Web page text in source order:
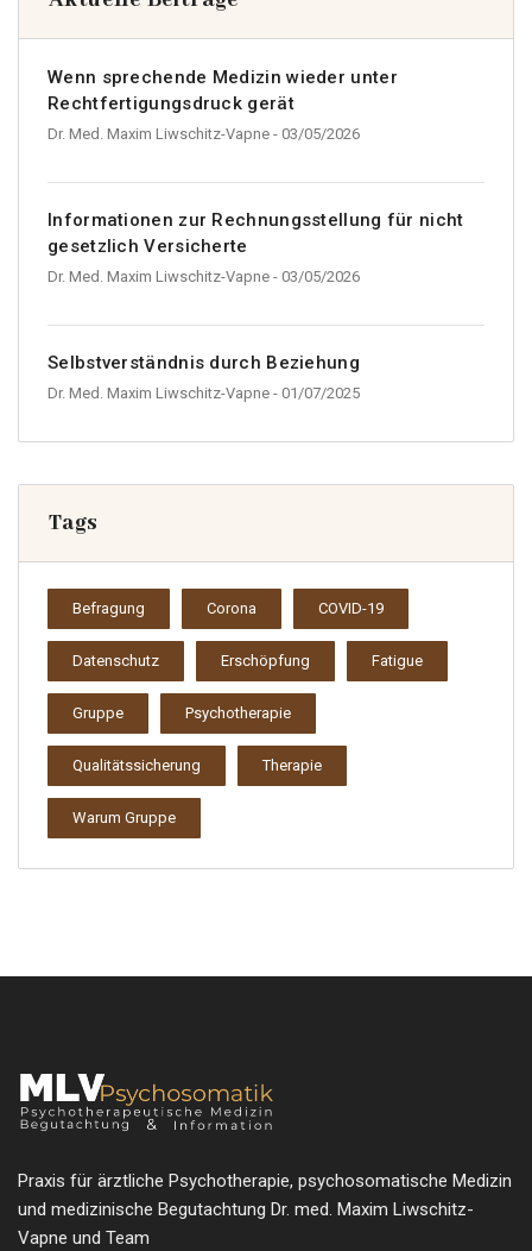
Wenn sprechende Medizin wieder unter
Rechtfertigungsdruck gerät
Dr. Med. Maxim Liwschitz-Vapne - 03/05/2026
Informationen zur Rechnungsstellung für nicht
gesetzlich Versicherte
Dr. Med. Maxim Liwschitz-Vapne - 03/05/2026
Selbstverständnis durch Beziehung
Dr. Med. Maxim Liwschitz-Vapne - 01/07/2025
Tags
Befragung Corona COVID-19
Datenschutz Erschöpfung Fatigue
Gruppe Psychotherapie
Qualitätssicherung Therapie
Warum Gruppe
Praxis für ärztliche Psychotherapie, psychosomatische Medizin
und medizinische Begutachtung Dr. med. Maxim Liwschitz-
Vapne und Team